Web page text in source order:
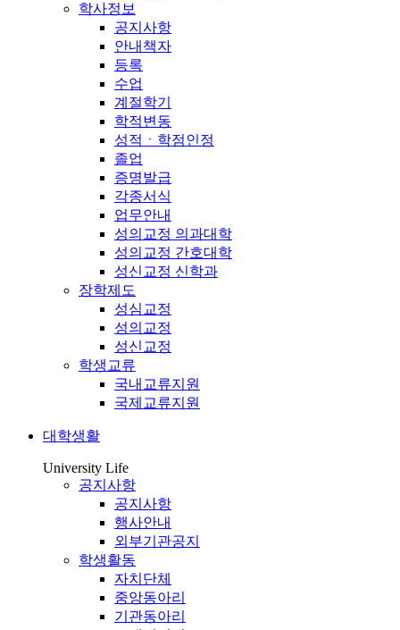
학사정보
공지사항
안내책자
등록
수업
계절학기
학적변동
성적ㆍ학점인정
졸업
증명발급
각종서식
업무안내
성의교정 의과대학
성의교정 간호대학
성신교정 신학과
장학제도
성심교정
성의교정
성신교정
학생교류
국내교류지원
국제교류지원
대학생활
University Life
공지사항
공지사항
행사안내
외부기관공지
학생활동
자치단체
중앙동아리
기관동아리